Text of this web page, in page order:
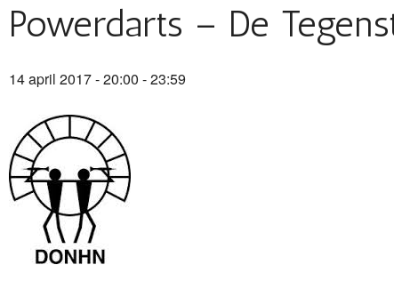
Powerdarts – De
14 april 2017 - 20:00 -23:59